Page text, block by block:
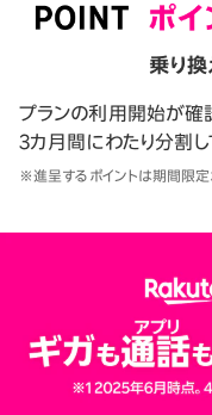
プランの利用開始が確
3カ月間にわたり分割し
※進呈するポイントは期間限定